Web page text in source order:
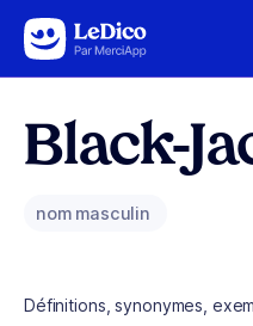
Aller au contenu
Black-
nom masculin
Définitions, synonymes,